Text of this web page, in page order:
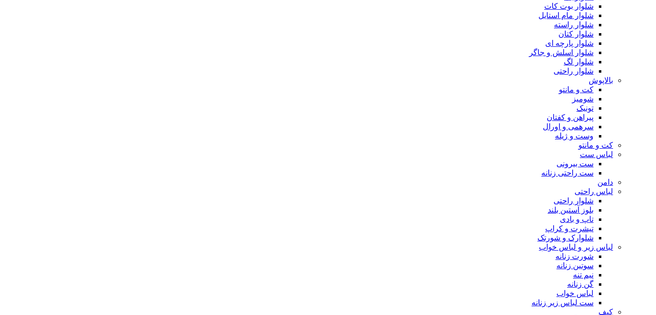
شلوار بوت کات
شلوار مام استایل
شلوار راسته
شلوار کتان
شلوار پارچه ای
شلوار اسلش و جاگر
شلوار لگ
شلوار راحتی
بالاپوش
کت و مانتو
شومیز
تونیک
پیراهن و کفتان
سرهمی و اورال
وست و ژیله
کت و مانتو
لباس ست
ست بیرونی
ست راحتی زنانه
دامن
لباس راحتی
شلوار راحتی
بلوز آستین بلند
تاپ و بادی
تیشرت و کراپ
شلوارک و شورتک
لباس زیر و لباس خواب
شورت زنانه
سوتین زنانه
نیم تنه
گن زنانه
لباس خواب
ست لباس زیر زنانه
کیف